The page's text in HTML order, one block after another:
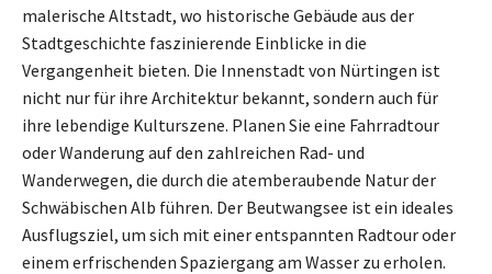
malerische Altstadt, wo historische Gebäude aus der
Stadtgeschichte faszinierende Einblicke in die
Vergangenheit bieten. Die Innenstadt von Nürtingen ist
nicht nur für ihre Architektur bekannt, sondern auch für
ihre lebendige Kulturszene. Planen Sie eine Fahrradtour
oder Wanderung auf den zahlreichen Rad- und
Wanderwegen, die durch die atemberaubende Natur der
Schwäbischen Alb führen. Der Beutwangsee ist ein ideales
Ausflugsziel, um sich mit einer entspannten Radtour oder
einem erfrischenden Spaziergang am Wasser zu erholen.